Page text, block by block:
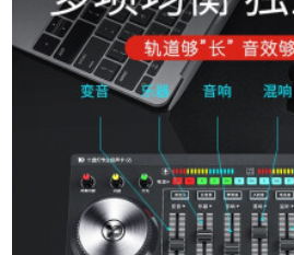
サポトトトトラック
血鬼セイント